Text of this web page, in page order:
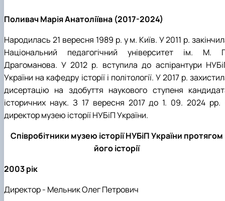
Поливач Марія Анатоліївна (2017-2024)
Народилась 21 вересня 1989 р. у м. Київ. У 2011 р.
Національний педагогічний університет ім. М.
Драгоманова. У 2012 р. вступила до аспірантури
України на кафедру історії і політології. У 2017 р.
дисертацію на здобуття наукового ступеня
історичних наук. З 17 вересня 2017 до 1. 09. 2024 рр.
директор музею історії НУБіП України.
Співробітники музею історії НУБіП України протягом
його історії
2003 рік
Директор - Мельник Олег Петрович